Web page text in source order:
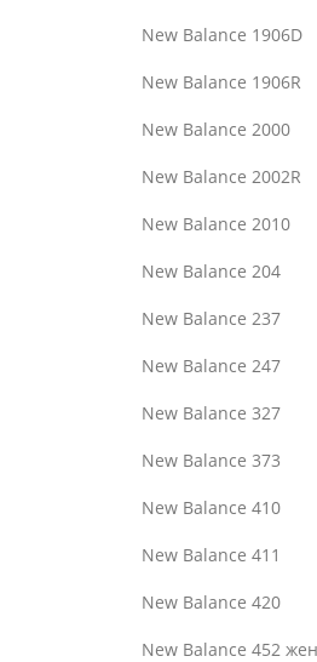
New Balance 1906D
New Balance 1906R
New Balance 2000
New Balance 2002R
New Balance 2010
New Balance 204
New Balance 237
New Balance 247
New Balance 327
New Balance 373
New Balance 410
New Balance 411
New Balance 420
New Balance 452